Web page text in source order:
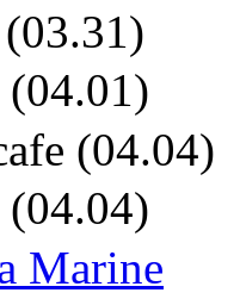
(04.04)
Marine